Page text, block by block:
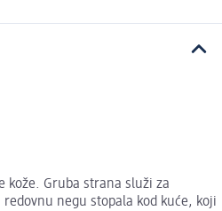
kože. Gruba strana služi za
negu stopala kod kuće, koji